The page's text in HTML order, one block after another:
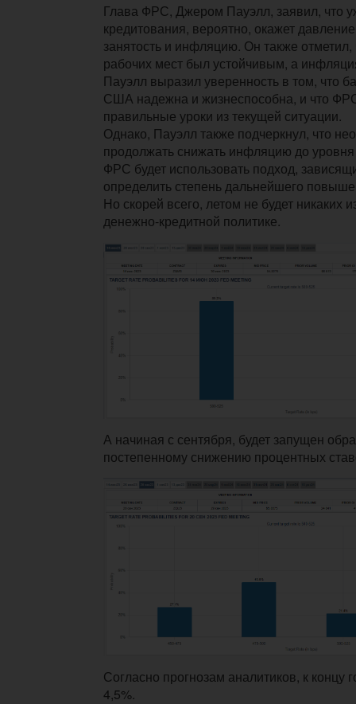
Глава ФРС, Джером Пауэлл, заявил, что
кредитования, вероятно, окажет
занятость и инфляцию. Он также отметил,
рабочих мест был устойчивым, а
Пауэлл выразил уверенность в том, что
США надежна и жизнеспособна, и что
правильные уроки из текущей ситуации.
Однако, Пауэлл также подчеркнул, что
продолжать снижать инфляцию до уровня
ФРС будет использовать подход,
определить степень дальнейшего
Но скорей всего, летом не будет никаких
денежно-кредитной политике.
А начиная с сентября, будет запущен
постепенному снижению процентных
Согласно прогнозам аналитиков, к концу
4,5%.